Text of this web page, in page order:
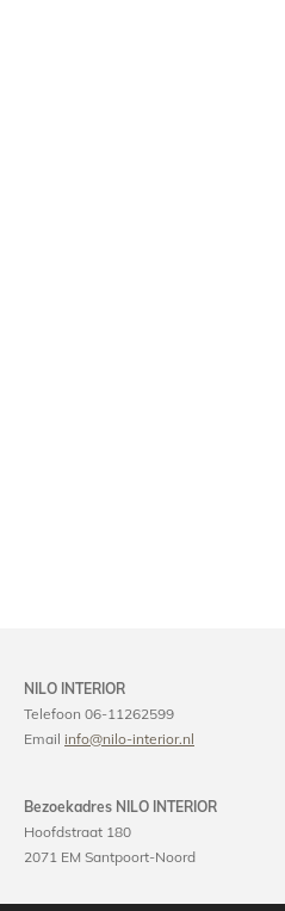
NILO INTERIOR
Telefoon 06-11262599
Email info@nilo-interior.nl
Bezoekadres NILO INTERIOR
Hoofdstraat 180
2071 EM Santpoort-Noord